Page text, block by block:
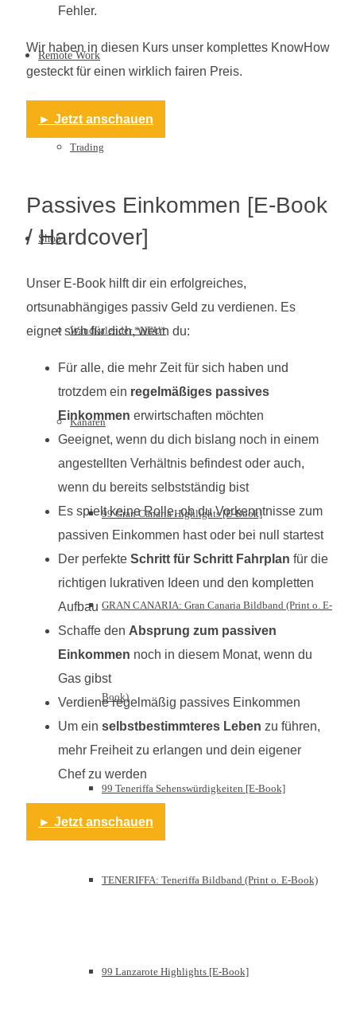
Remote Work
Trading
Shop
Wandkalender *NEU*
Kanaren
99 Gran Canaria Highlights [E-Book]
GRAN CANARIA: Gran Canaria Bildband (Print o. E-
Book)
99 Teneriffa Sehenswürdigkeiten [E-Book]
TENERIFFA: Teneriffa Bildband (Print o. E-Book)
99 Lanzarote Highlights [E-Book]
Fehler.
Wir haben in diesen Kurs unser komplettes KnowHow
gesteckt für einen wirklich fairen Preis.
► Jetzt anschauen
Passives Einkommen [E-Book
/ Hardcover]
Unser E-Book hilft dir ein erfolgreiches,
ortsunabhängiges passiv Geld zu verdienen. Es
eignet sich für dich, wenn du:
Für alle, die mehr Zeit für sich haben und
trotzdem ein regelmäßiges passives
Einkommen erwirtschaften möchten
Geeignet, wenn du dich bislang noch in einem
angestellten Verhältnis befindest oder auch,
wenn du bereits selbstständig bist
Es spielt keine Rolle, ob du Vorkenntnisse zum
passiven Einkommen hast oder bei null startest
Der perfekte Schritt für Schritt Fahrplan für die
richtigen lukrativen Ideen und den kompletten
Aufbau
Schaffe den Absprung zum passiven
Einkommen noch in diesem Monat, wenn du
Gas gibst
Verdiene regelmäßig passives Einkommen
Um ein selbstbestimmteres Leben zu führen,
mehr Freiheit zu erlangen und dein eigener
Chef zu werden
► Jetzt anschauen